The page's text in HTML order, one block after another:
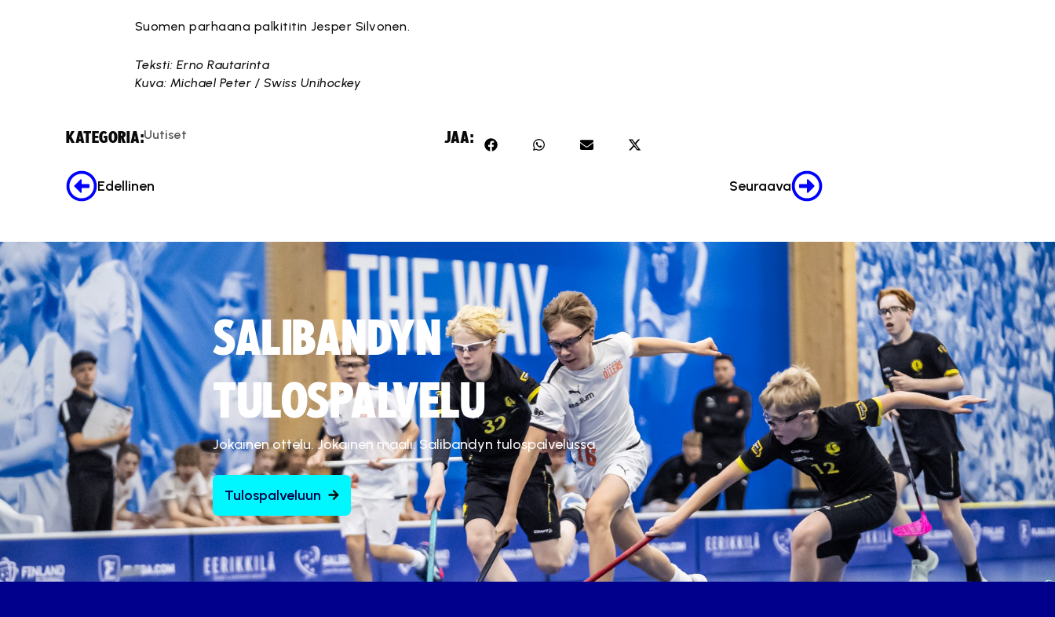
Suomen parhaana palkititin Jesper Silvonen.
Teksti: Erno Rautarinta
Kuva: Michael Peter / Swiss Unihockey
KATEGORIA:Uutiset JAA:
Edellinen Seuraava
SALIBANDYN
TULOSPALVELU
Jokainen ottelu. Jokainen maali. Salibandyn tulospalvelussa.
Tulospalveluun